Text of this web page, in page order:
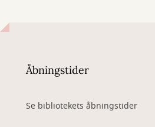
Åbningstider
Se bibliotekets åbningstider